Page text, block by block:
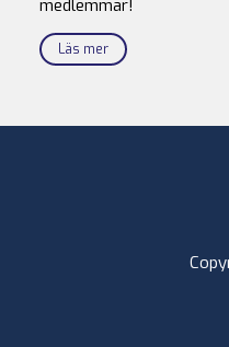
medlemmar!
Läs mer